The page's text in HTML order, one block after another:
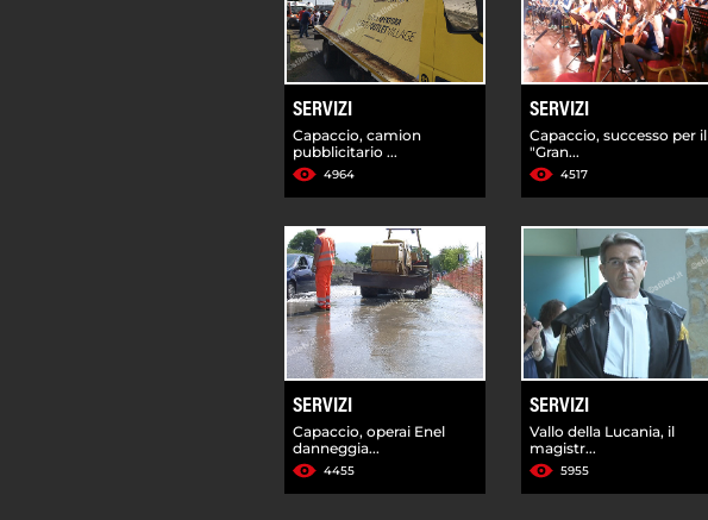
SERVIZI
Capaccio, camion
pubblicitario ...
4964
SERVIZI
Capaccio, successo per il
"Gran...
4517
SERVIZI
Capaccio, operai Enel
danneggia...
4455
SERVIZI
Vallo della Lucania, il
magistr...
5955